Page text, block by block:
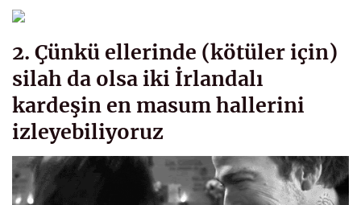
2. Çünkü ellerinde (kötüler için)
silah da olsa iki İrlandalı
kardeşin en masum hallerini
izleyebiliyoruz